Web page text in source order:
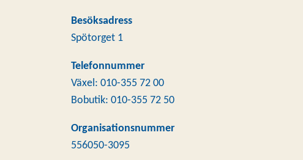
Besöksadress
Spötorget 1
Telefonnummer
Växel: 010-355 72 00
Bobutik: 010-355 72 50
Organisationsnummer
556050-3095